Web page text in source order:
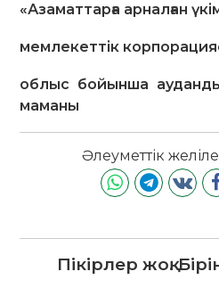
«Азаматтарға арналған
мемлекеттік
облыс бойынша
маманы
Әлеуметтік
Пікірлер жоқ.